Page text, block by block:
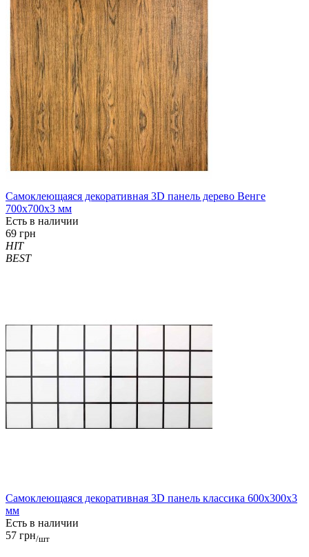
Самоклеющаяся декоративная 3D панель дерево Венге
700x700x3 мм
Есть в наличии
69 грн
HIT
BEST
Самоклеющаяся декоративная 3D панель классика 600x300x3
мм
Есть в наличии
57 грн/шт